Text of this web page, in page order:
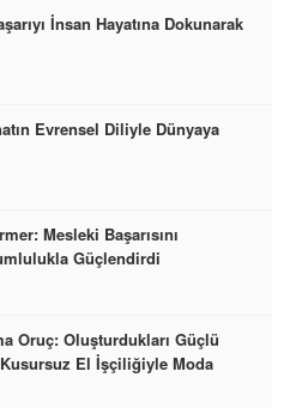
İnsan Hayatına Dokunarak
Evrensel Diliyle Dünyaya
Mesleki Başarısını
Güçlendirdi
Oruç: Oluşturdukları Güçlü
El İşçiliğiyle Moda
Attılar